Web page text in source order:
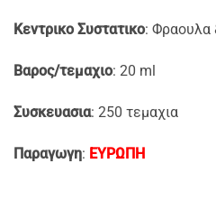
Κεντρικο Συστατικο: Φραουλα
Βαρος/τεμαχιο: 20 ml
Συσκευασια: 250 τεμαχια
Παραγωγη: ΕΥΡΩΠΗ